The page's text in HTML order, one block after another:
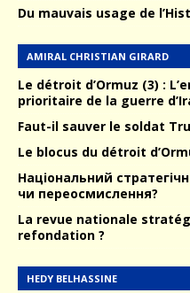
Du mauvais usage de
AMIRAL CHRISTIAN GIRARD
Le détroit d’Ormuz (3) :
prioritaire de la guerre
Faut-il sauver le soldat
Le blocus du détroit
Національний
чи переосмислення?
La revue nationale
refondation ?
HEDY BELHASSINE